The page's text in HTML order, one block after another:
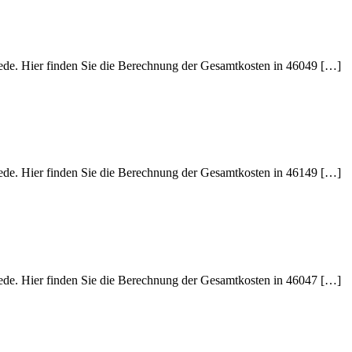
Hier finden Sie die Berechnung der Gesamtkosten in 46049 […]
Hier finden Sie die Berechnung der Gesamtkosten in 46149 […]
Hier finden Sie die Berechnung der Gesamtkosten in 46047 […]